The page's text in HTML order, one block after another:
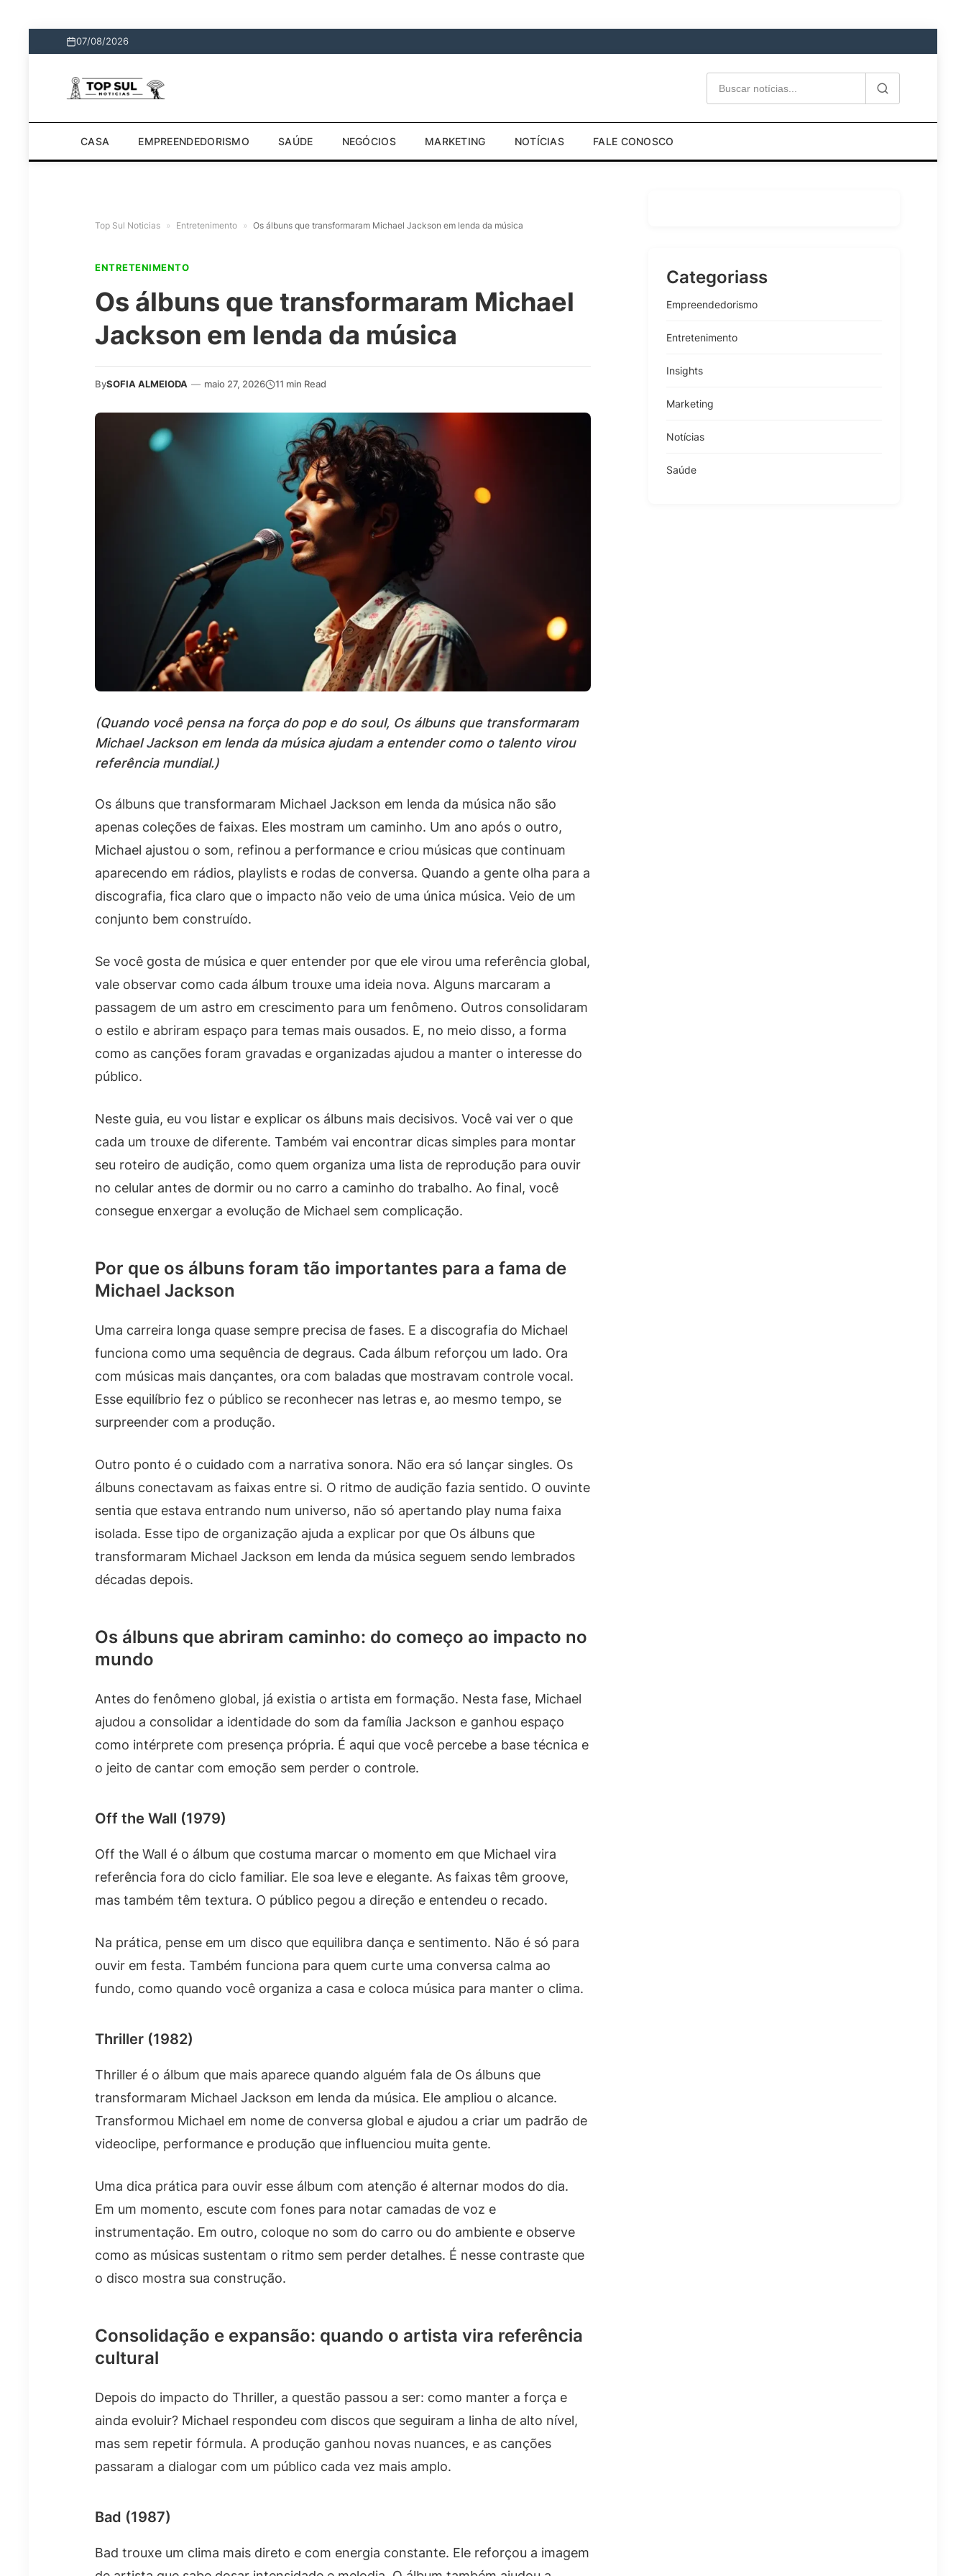
07/08/2026
CASA EMPREENDEDORISMO SAÚDE NEGÓCIOS MARKETING NOTÍCIAS FALE CONOSCO
Top Sul Noticias » Entretenimento » Os álbuns que transformaram Michael Jackson em lenda da música
ENTRETENIMENTO
Os álbuns que transformaram Michael
Jackson em lenda da música
BySOFIA ALMEIODA — maio 27, 2026 11 min Read
(Quando você pensa na força do pop e do soul, Os álbuns que transformaram
Michael Jackson em lenda da música ajudam a entender como o talento virou
referência mundial.)
Os álbuns que transformaram Michael Jackson em lenda da música não são
apenas coleções de faixas. Eles mostram um caminho. Um ano após o outro,
Michael ajustou o som, refinou a performance e criou músicas que continuam
aparecendo em rádios, playlists e rodas de conversa. Quando a gente olha para a
discografia, fica claro que o impacto não veio de uma única música. Veio de um
conjunto bem construído.
Se você gosta de música e quer entender por que ele virou uma referência global,
vale observar como cada álbum trouxe uma ideia nova. Alguns marcaram a
passagem de um astro em crescimento para um fenômeno. Outros consolidaram
o estilo e abriram espaço para temas mais ousados. E, no meio disso, a forma
como as canções foram gravadas e organizadas ajudou a manter o interesse do
público.
Neste guia, eu vou listar e explicar os álbuns mais decisivos. Você vai ver o que
cada um trouxe de diferente. Também vai encontrar dicas simples para montar
seu roteiro de audição, como quem organiza uma lista de reprodução para ouvir
no celular antes de dormir ou no carro a caminho do trabalho. Ao final, você
consegue enxergar a evolução de Michael sem complicação.
Por que os álbuns foram tão importantes para a fama de
Michael Jackson
Uma carreira longa quase sempre precisa de fases. E a discografia do Michael
funciona como uma sequência de degraus. Cada álbum reforçou um lado. Ora
com músicas mais dançantes, ora com baladas que mostravam controle vocal.
Esse equilíbrio fez o público se reconhecer nas letras e, ao mesmo tempo, se
surpreender com a produção.
Outro ponto é o cuidado com a narrativa sonora. Não era só lançar singles. Os
álbuns conectavam as faixas entre si. O ritmo de audição fazia sentido. O ouvinte
sentia que estava entrando num universo, não só apertando play numa faixa
isolada. Esse tipo de organização ajuda a explicar por que Os álbuns que
transformaram Michael Jackson em lenda da música seguem sendo lembrados
décadas depois.
Os álbuns que abriram caminho: do começo ao impacto no
mundo
Antes do fenômeno global, já existia o artista em formação. Nesta fase, Michael
ajudou a consolidar a identidade do som da família Jackson e ganhou espaço
como intérprete com presença própria. É aqui que você percebe a base técnica e
o jeito de cantar com emoção sem perder o controle.
Off the Wall (1979)
Off the Wall é o álbum que costuma marcar o momento em que Michael vira
referência fora do ciclo familiar. Ele soa leve e elegante. As faixas têm groove,
mas também têm textura. O público pegou a direção e entendeu o recado.
Na prática, pense em um disco que equilibra dança e sentimento. Não é só para
ouvir em festa. Também funciona para quem curte uma conversa calma ao
fundo, como quando você organiza a casa e coloca música para manter o clima.
Thriller (1982)
Thriller é o álbum que mais aparece quando alguém fala de Os álbuns que
transformaram Michael Jackson em lenda da música. Ele ampliou o alcance.
Transformou Michael em nome de conversa global e ajudou a criar um padrão de
videoclipe, performance e produção que influenciou muita gente.
Uma dica prática para ouvir esse álbum com atenção é alternar modos do dia.
Em um momento, escute com fones para notar camadas de voz e
instrumentação. Em outro, coloque no som do carro ou do ambiente e observe
como as músicas sustentam o ritmo sem perder detalhes. É nesse contraste que
o disco mostra sua construção.
Consolidação e expansão: quando o artista vira referência
cultural
Depois do impacto do Thriller, a questão passou a ser: como manter a força e
ainda evoluir? Michael respondeu com discos que seguiram a linha de alto nível,
mas sem repetir fórmula. A produção ganhou novas nuances, e as canções
passaram a dialogar com um público cada vez mais amplo.
Bad (1987)
Bad trouxe um clima mais direto e com energia constante. Ele reforçou a imagem
Categoriass
Empreendedorismo
Entretenimento
Insights
Marketing
Notícias
Saúde